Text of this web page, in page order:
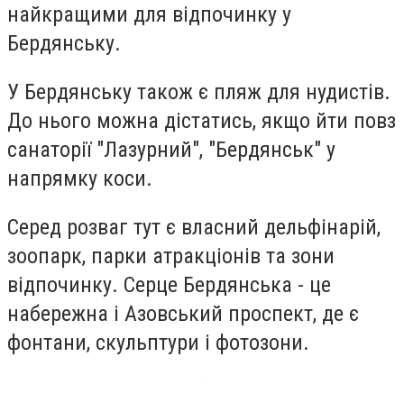
найкращими для відпочинку у
Бердянську.
У Бердянську також є пляж для нудистів.
До нього можна дістатись, якщо йти повз
санаторії "Лазурний", "Бердянськ" у
напрямку коси.
Серед розваг тут є власний дельфінарій,
зоопарк, парки атракціонів та зони
відпочинку. Серце Бердянська - це
набережна і Азовський проспект, де є
фонтани, скульптури і фотозони.